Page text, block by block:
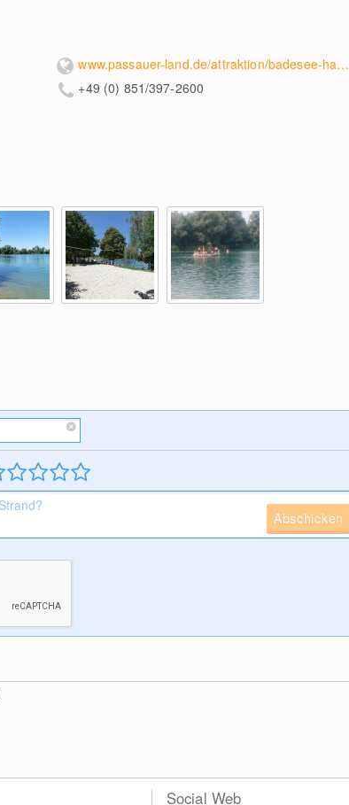
www.passauer-land.de/attraktion/badesee-hartkirchen-07feee4456
+49 (0) 851/397-2600
Abschicken
Social Web